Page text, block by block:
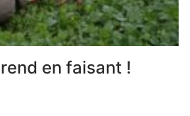
en faisant !